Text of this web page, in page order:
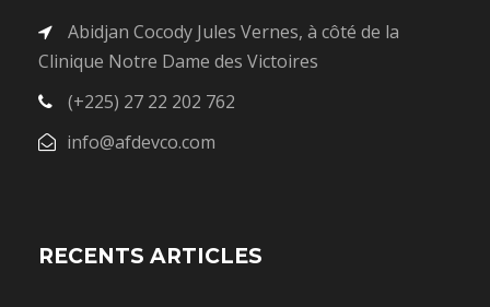
Abidjan Cocody Jules Vernes, à côté de la
Clinique Notre Dame des Victoires
(+225) 27 22 202 762
info@afdevco.com
RECENTS ARTICLES